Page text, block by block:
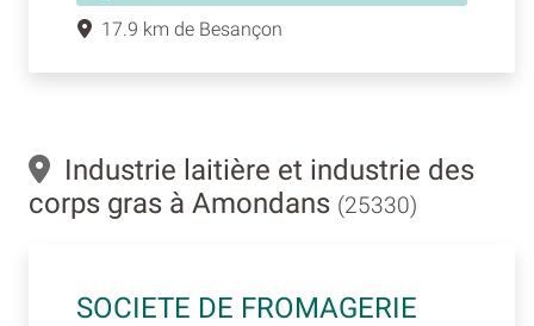
17.9 km de Besançon
Industrie laitière et industrie des
corps gras à Amondans (25330)
SOCIETE DE FROMAGERIE